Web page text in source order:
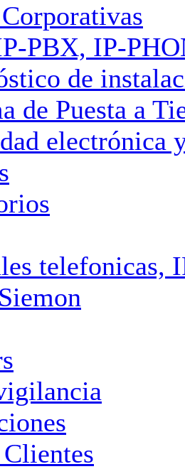
PBX, IP-
de
de Puesta a
electrónica
telefonicas,